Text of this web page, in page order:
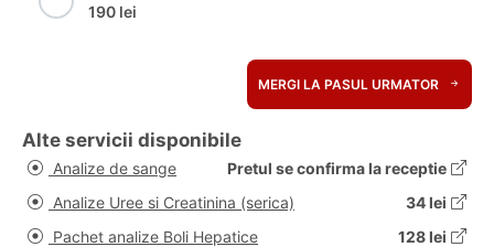
190 lei
MERGI LA PASUL URMATOR
Alte servicii disponibile
Analize de sange
Pretul se confirma la receptie
Analize Uree si Creatinina (serica)
34 lei
Pachet analize Boli Hepatice
128 lei